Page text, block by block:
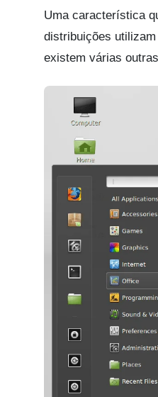
Uma característica
distribuições
existem várias